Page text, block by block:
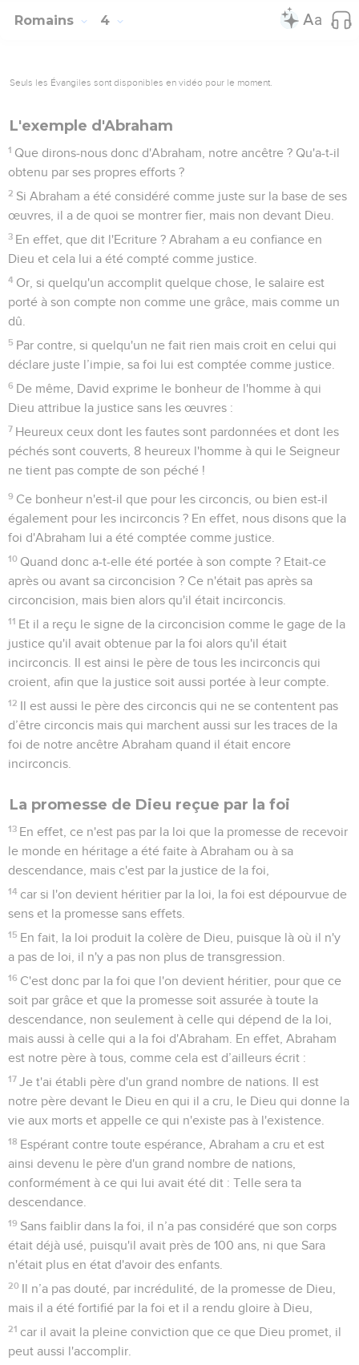
mort de son Fils lorsque nous étions ses ennemis, nous
serons à bien plus forte raison sauvés par sa vie maintenant
Seigneur Jésus-Christ, par qui maintenant nous avons reçu la
Adam et Christ
12 C'est pourquoi, de même que par un seul homme le péché
est entré dans le monde, et par le péché la mort, de même la
mort a atteint tous les hommes parce que tous ont péché.
13 En effet, avant que la loi ne soit donnée, le péché était
déjà dans le monde. Or, le péché n'est pas pris en compte
quand il n'y a pas de loi.
14 Pourtant la mort a régné depuis Adam jusqu'à Moïse,
même sur ceux qui n'avaient pas péché par une
transgression semblable à celle d'Adam, qui est l'image de
celui qui devait venir.
15
Mais il y a une différence entre le don gratuit et la faute.
En effet, si beaucoup sont morts par la faute d'un seul, la
homme, Jésus-Christ, ont bien plus abondamment été
déversés sur beaucoup.
du péché d'un seul. En effet, c'est après un seul péché que
le jugement a entraîné la condamnation, tandis que le don
gratuit entraîne l’acquittement après un grand nombre de
fautes.
17 Si par un seul homme, par la faute d'un seul, la mort a
régné, ceux qui reçoivent avec abondance la grâce et le don
de la justice régneront à bien plus forte raison dans la vie par
Jésus-Christ lui seul.
18 Ainsi donc, de même que par une seule faute la
condamnation a atteint tous les hommes, de même par un
seul acte d’acquittement la justification qui donne la vie
s'étend à tous les hommes.
19 En effet, tout comme par la désobéissance d'un seul
homme beaucoup ont été rendus pécheurs, beaucoup
20 L’intervention de la loi a entraîné la multiplication des
fautes, mais là où le péché s’est multiplié, la grâce a
surabondé.
21 Ainsi, de même que le péché a régné par la mort, de
même la grâce règne par la justice pour la vie éternelle, par
Jésus-Christ notre Seigneur.
Romains 6
Seuls les Évangiles sont disponibles en vidéo pour le moment.
Morts par rapport au péché mais vivants en
Christ
1 Que dirons-nous donc ? Allons-nous persister dans le
péché afin que la grâce se multiplie ?
2 Certainement pas ! Nous qui sommes morts pour le péché,
comment pourrions-nous encore vivre dans le péché ?
3 Ignorez-vous que nous tous qui avons été baptisés en
Jésus-Christ, c'est en sa mort que nous avons été baptisés ?
4 Par le baptême en sa mort nous avons donc été ensevelis
avec lui afin que, comme Christ est ressuscité par la gloire du
Père, de même nous aussi nous menions une vie nouvelle.
5 En effet, si nous avons été unis à lui par une mort
semblable à la sienne, nous le serons aussi par une
résurrection semblable à la sienne.
6 Nous savons que notre vieil homme a été crucifié avec lui
Contenus Versions